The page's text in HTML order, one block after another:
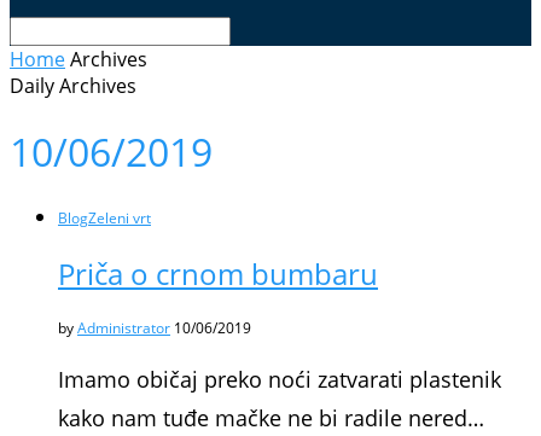
HomeArchives
Daily Archives
10/06/2019
BlogZeleni vrt
Priča o crnom bumbaru
byAdministrator 10/06/2019
Imamo običaj preko noći zatvarati plastenik
kako nam tuđe mačke ne bi radile nered…